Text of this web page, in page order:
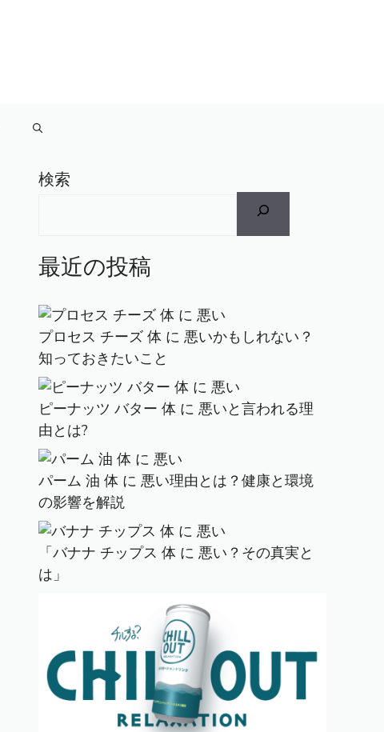
検索
最近の投稿
プロセス チーズ 体 に 悪いかもしれない？
知っておきたいこと
ピーナッツ バター 体 に 悪いと言われる理
由とは?
パーム 油 体 に 悪い理由とは？健康と環境
の影響を解説
「バナナ チップス 体 に 悪い？その真実と
は」